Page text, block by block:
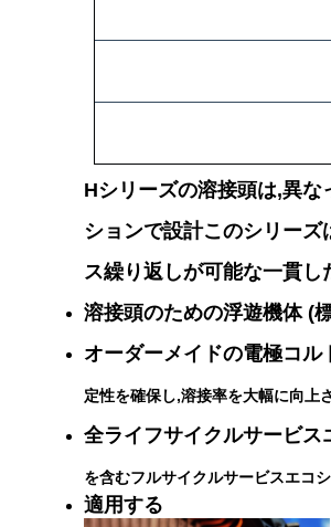
Hシリーズの溶接頭は,異
ションで設計このシリー
ス繰り返しが可能な一貫
溶接頭のための浮遊機体 (
オーダーメイドの電極コル
定性を確保し,溶接率を大幅に向上
全ライフサイクルサービ
を含むフルサイクルサービスエコ
適用する